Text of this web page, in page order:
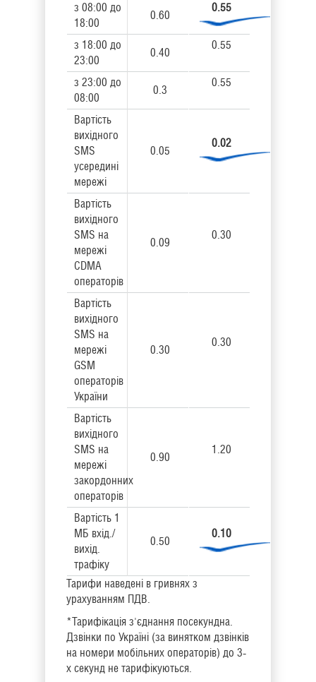
з 08:00 до
18:00
0.60
0.55
з 18:00 до
23:00
0.40
0.55
з 23:00 до
08:00
0.3
0.55
Вартість
вихідного
SMS
усередині
мережі
0.05
0.02
Вартість
вихідного
SMS на
мережі
CDMA
операторів
0.09
0.30
Вартість
вихідного
SMS на
мережі
GSM
операторів
України
0.30
0.30
Вартість
вихідного
SMS на
мережі
закордонних
операторів
0.90
1.20
Вартість 1
МБ вхід./
вихід.
трафіку
0.50
0.10
Тарифи наведені в гривнях з
урахуванням ПДВ.
*Тарифікація з'єднання посекундна.
Дзвінки по Україні (за винятком дзвінків
на номери мобільних операторів) до 3-
х секунд не тарифікуються.